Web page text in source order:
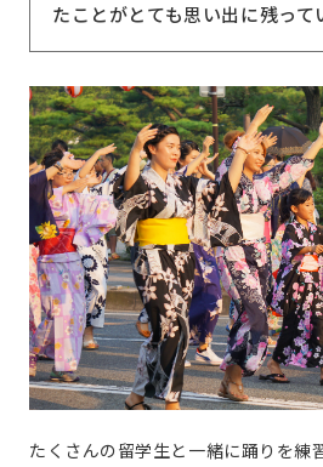
たことがとても思い出に残って
たくさんの留学生と一緒に踊りを練